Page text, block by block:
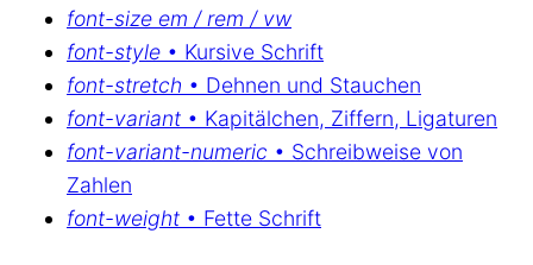
font-size em / rem / vw
font-style • Kursive Schrift
font-stretch • Dehnen und Stauchen
font-variant • Kapitälchen, Ziffern, Ligaturen
font-variant-numeric • Schreibweise von
Zahlen
font-weight • Fette Schrift